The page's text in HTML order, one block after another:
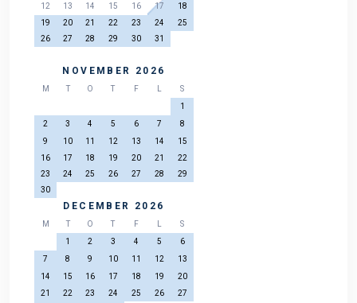
12
13 14 15 16 17
18
19
20 21 22 23 24
25
26
27 28 29 30 31
NOVEMBER 2026
M T O T F
S
1
2
3 4 5 6 7
8
9
10 11 12 13 14
15
16
17 18 19 20 21
22
23
24 25 26 27 28
29
30
DECEMBER 2026
M T O T F
S
1
2 3 4 5
6
7
8 9 10 11 12
13
14
15 16 17 18 19
20
21
22 23 24 25 26
27